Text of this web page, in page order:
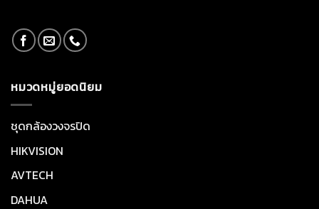
หมวดหมู่ยอดนิยม
ชุดกล้องวงจรปิด
HIKVISION
AVTECH
DAHUA